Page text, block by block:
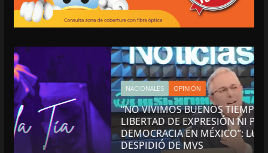
NACIONALES OPINIÓN
“NO VIVIMOS BUENOS TIEMPOS PARA LA
LIBERTAD DE EXPRESIÓN NI PARA LA
DEMOCRACIA EN MÉXICO”: LUIS CÁRDENAS; SE
DESPIDIÓ DE MVS